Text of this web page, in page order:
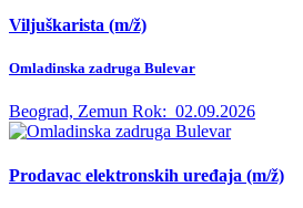
Viljuškarista (m/ž)
Omladinska zadruga Bulevar
Beograd, Zemun Rok: 02.09.2026
Prodavac elektronskih uređaja (m/ž)